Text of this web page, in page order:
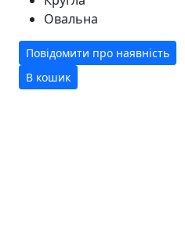
Овальна
Повідомити про наявність
В кошик